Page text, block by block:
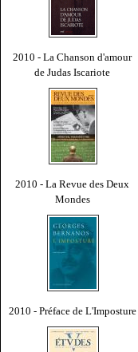
2010 - La Chanson d'amour
de Judas Iscariote
2010 - La Revue des Deux
Mondes
2010 - Préface de L'Imposture